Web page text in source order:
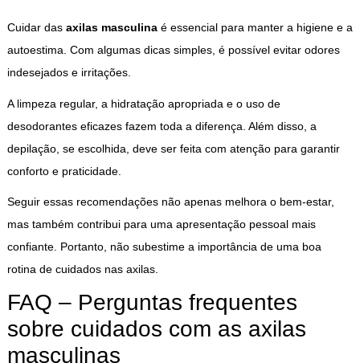
Cuidar das axilas masculinaé essencial para manter a higiene e a
autoestima. Com algumas dicas simples, é possível evitar odores
indesejados e irritações.
A limpeza regular, a hidratação apropriada e o uso de
desodorantes eficazes fazem toda a diferença. Além disso, a
depilação, se escolhida, deve ser feita com atenção para garantir
conforto e praticidade.
Seguir essas recomendações não apenas melhora o bem-estar,
mas também contribui para uma apresentação pessoal mais
confiante. Portanto, não subestime a importância de uma boa
rotina de cuidados nas axilas.
FAQ – Perguntas frequentes
sobre cuidados com as axilas
masculinas